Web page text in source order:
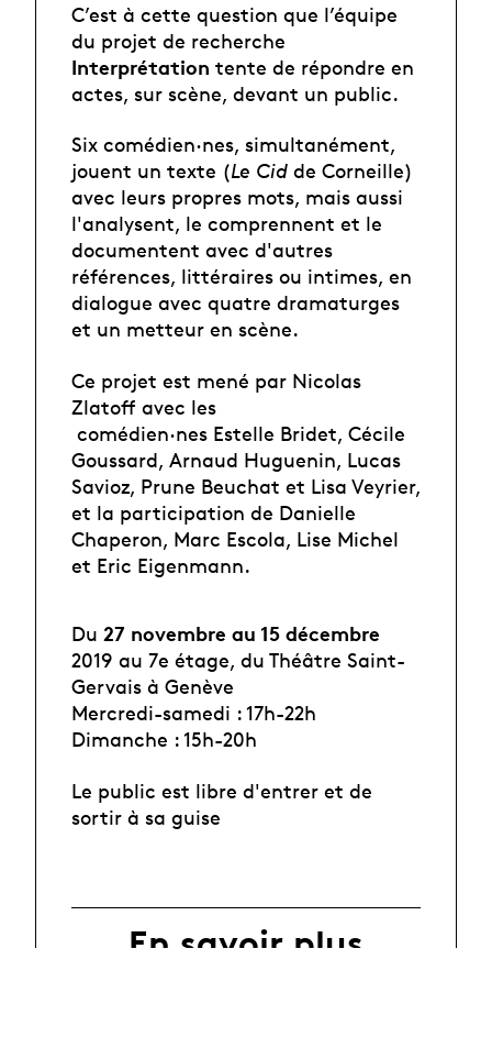
C’est à cette question que l’équipe
du projet de recherche
Interprétation tente de répondre en
actes, sur scène, devant un public.
Six comédien·nes, simultanément,
jouent un texte (Le Cid de Corneille)
avec leurs propres mots, mais aussi
l'analysent, le comprennent et le
documentent avec d'autres
références, littéraires ou intimes, en
dialogue avec quatre dramaturges
et un metteur en scène.
Ce projet est mené par Nicolas
Zlatoff avec les
comédien·nes Estelle Bridet, Cécile
Goussard, Arnaud Huguenin, Lucas
Savioz, Prune Beuchat et Lisa Veyrier,
et la participation de Danielle
Chaperon, Marc Escola, Lise Michel
et Eric Eigenmann.
Du 27 novembre au 15 décembre
2019 au 7e étage, du Théâtre Saint-
Gervais à Genève
Mercredi-samedi : 17h-22h
Dimanche : 15h-20h
Le public est libre d'entrer et de
sortir à sa guise
En savoir plus